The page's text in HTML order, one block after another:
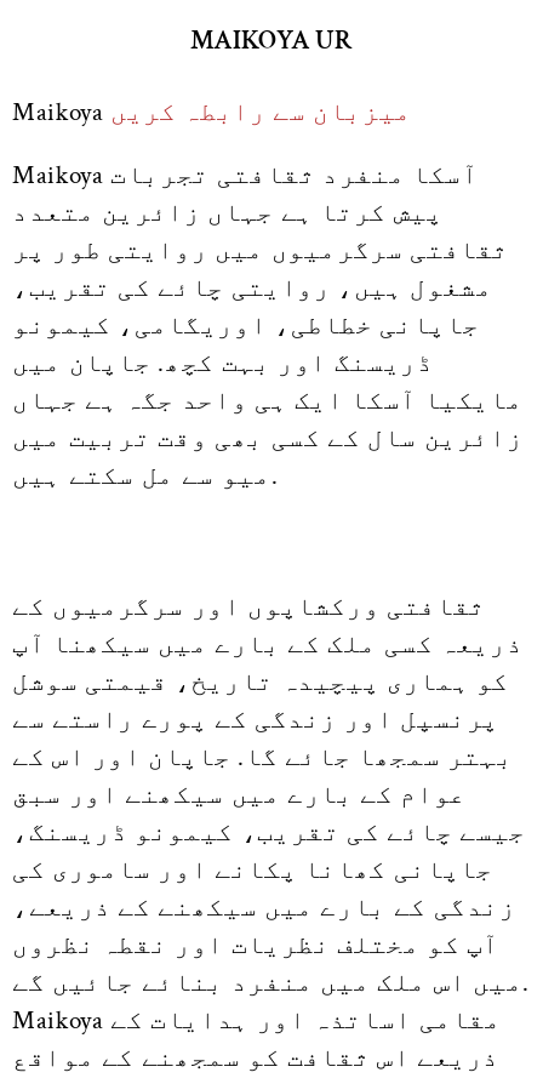
MAIKOYA UR
Maikoya میزبان سے رابطہ کریں
Maikoya آسکا منفرد ثقافتی تجربات
پیش کرتا ہے جہاں زائرین متعدد
ثقافتی سرگرمیوں میں روایتی طور پر
مشغول ہیں، روایتی چائے کی تقریب،
جاپانی خطاطی، اوریگامی، کیمونو
ڈریسنگ اور بہت کچھ. جاپان میں
مایکیا آسکا ایک ہی واحد جگہ ہے جہاں
زائرین سال کے کسی بھی وقت تربیت میں
میو سے مل سکتے ہیں.
ثقافتی ورکشاپوں اور سرگرمیوں کے
ذریعہ کسی ملک کے بارے میں سیکھنا آپ
کو ہماری پیچیدہ تاریخ، قیمتی سوشل
پرنسپل اور زندگی کے پورے راستے سے
بہتر سمجھا جائے گا. جاپان اور اس کے
عوام کے بارے میں سیکھنے اور سبق
جیسے چائے کی تقریب، کیمونو ڈریسنگ،
جاپانی کھانا پکانے اور ساموری کی
زندگی کے بارے میں سیکھنے کے ذریعے،
آپ کو مختلف نظریات اور نقطہ نظروں
میں اس ملک میں منفرد بنائے جائیں گے.
Maikoya مقامی اساتذہ اور ہدایات کے
ذریعے اس ثقافت کو سمجھنے کے مواقع